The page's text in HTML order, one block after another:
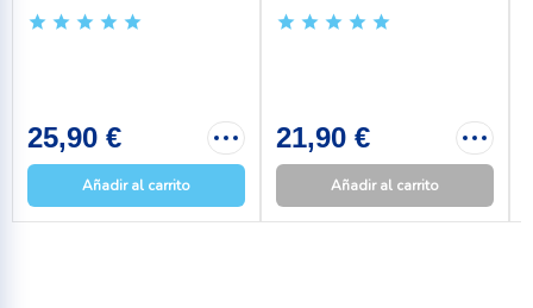
25,90 €
Añadir al carrito
21,90 €
Añadir al carrito